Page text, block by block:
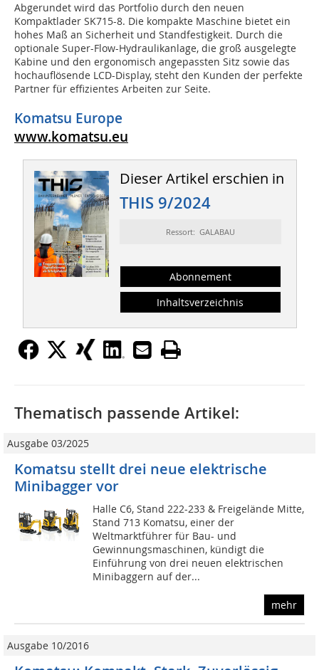
Abgerundet wird das Portfolio durch den neuen
Kompaktlader SK715-8. Die kompakte Maschine bietet ein
hohes Maß an Sicherheit und Standfestigkeit. Durch die
optionale Super-Flow-Hydraulikanlage, die groß ausgelegte
Kabine und den ergonomisch angepassten Sitz sowie das
hochauflösende LCD-Display, steht den Kunden der perfekte
Partner für effizientes Arbeiten zur Seite.
Komatsu Europe
www.komatsu.eu
Dieser Artikel erschien in
THIS 9/2024
Ressort: GALABAU
Abonnement
Inhaltsverzeichnis
Thematisch passende Artikel:
Ausgabe 03/2025
Komatsu stellt drei neue elektrische
Minibagger vor
Halle C6, Stand 222-233 & Freigelände Mitte,
Stand 713 Komatsu, einer der
Weltmarktführer für Bau- und
Gewinnungsmaschinen, kündigt die
Einführung von drei neuen elektrischen
Minibaggern auf der...
mehr
Ausgabe 10/2016